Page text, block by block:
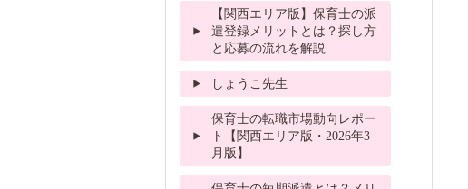
【関西エリア版】保育士の派
遣登録メリットとは？探し方
と応募の流れを解説
しょうこ先生
保育士の転職市場動向レポー
ト【関西エリア版・2026年3
月版】